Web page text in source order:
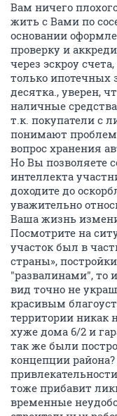
Вам ничего
жить с Вами по
основании
проверку и
через эскроу
только ипотечных
десятка., уверен,
наличные
т.к. покупатели с
понимают
вопрос хранения
Но Вы позволяете
интеллекта
доходите до
уважительно
Ваша жизнь
Посмотрите на
участок был в
страны»,
"развалинами", то
вид точно не
красивым
территории никак
хуже дома 6/2 и
так же были
концепции
тоже прибавит
временные